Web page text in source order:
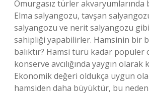
Omurgasız türler akvaryumlarında
Elma salyangozu, tavşan
salyangozu ve nerit salyangozu
sahipliği yapabilirler. Hamsinin bir
balıktır? Hamsi türü kadar popüler
konserve avcılığında yaygın olarak
Ekonomik değeri oldukça uygun
hamsiden daha büyüktür, bu